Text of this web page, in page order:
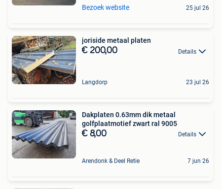
Bezoek website 25 jul 26
joriside metaal platen
€ 200,00 Details
Langdorp 23 jul 26
Dakplaten 0.63mm dik metaal
golfplaatmotief zwart ral 9005
€ 8,00 Details
Arendonk & Deel Retie 7 jun 26